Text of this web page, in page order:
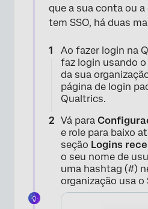
que a sua conta ou a
tem SSO, há duas
Ao fazer login na
faz login usando
da sua
página de login
Qualtrics.
Vá para
e role para baixo
seção Logins
o seu nome de
uma hashtag (#)
organização usa o